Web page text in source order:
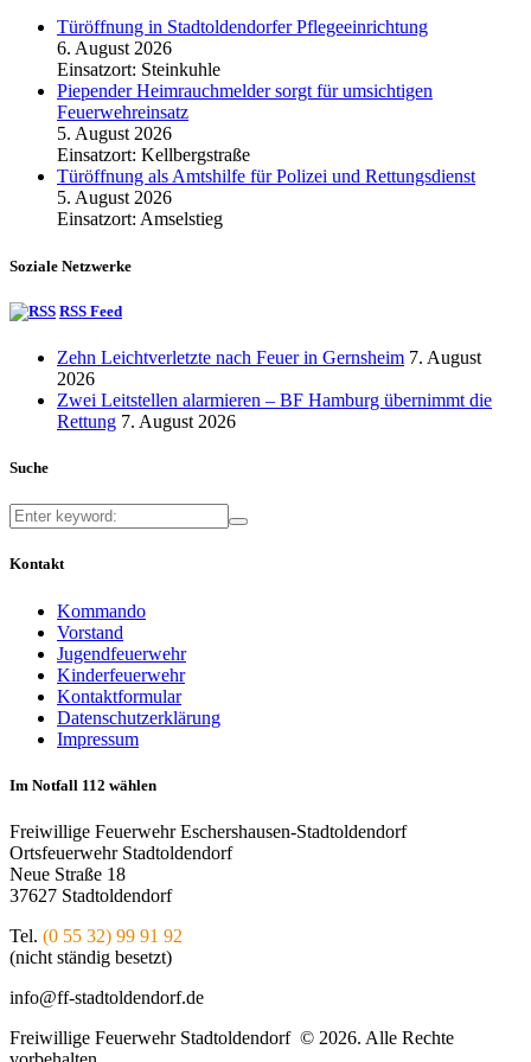
Türöffnung in Stadtoldendorfer Pflegeeinrichtung
6. August 2026
Einsatzort: Steinkuhle
Piepender Heimrauchmelder sorgt für umsichtigen
Feuerwehreinsatz
5. August 2026
Einsatzort: Kellbergstraße
Türöffnung als Amtshilfe für Polizei und Rettungsdienst
5. August 2026
Einsatzort: Amselstieg
Soziale Netzwerke
RSS Feed
Zehn Leichtverletzte nach Feuer in Gernsheim 7. August
2026
Zwei Leitstellen alarmieren – BF Hamburg übernimmt die
Rettung 7. August 2026
Suche
Kontakt
Kommando
Vorstand
Jugendfeuerwehr
Kinderfeuerwehr
Kontaktformular
Datenschutzerklärung
Impressum
Im Notfall 112 wählen
Freiwillige Feuerwehr Eschershausen-Stadtoldendorf
Ortsfeuerwehr Stadtoldendorf
Neue Straße 18
37627 Stadtoldendorf
Tel. (0 55 32) 99 91 92
(nicht ständig besetzt)
info@ff-stadtoldendorf.de
Freiwillige Feuerwehr Stadtoldendorf © 2026. Alle Rechte